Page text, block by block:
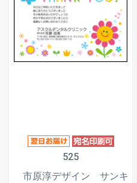
525
市原淳デザイン サンキ